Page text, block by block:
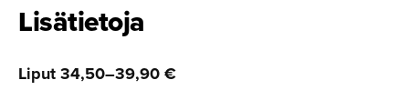
Lisätietoja
Liput 34,50–39,90 €